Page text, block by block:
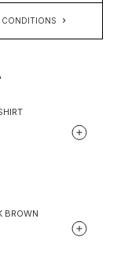
CONDITIONS
BROWN